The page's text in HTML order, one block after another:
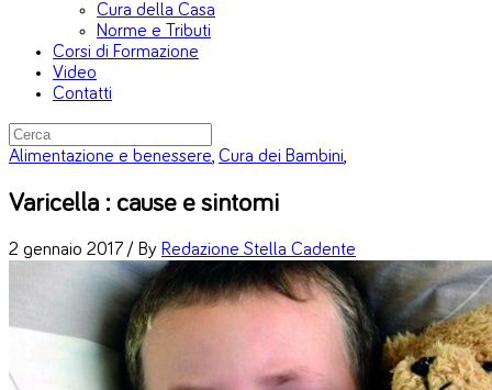
Cura della Casa
Norme e Tributi
Corsi di Formazione
Video
Contatti
Alimentazione e benessere, Cura dei Bambini,
Varicella : cause e sintomi
2 gennaio 2017 / By Redazione Stella Cadente